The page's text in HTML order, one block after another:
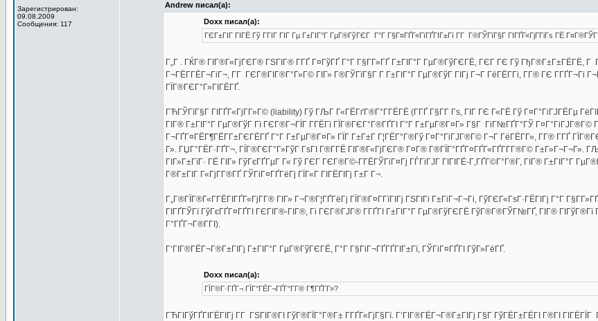
Зарегистрирован:
09.08.2009
Сообщения: 117
Andrew писал(а):
Doxx писал(а):
ГЄГ±ГІГ ГІГЁ Гў ГГІГ ГІГ Гµ Г±ГІГ°Г ГµГ®ГўГЄГ Г°Г Г§Г¤ГҐГ«ГїГҐГІГ±Гї Г­Г Г®ГЎГїГ§Г ГІГҐГ«ГјГ­ГіГѕ ГЁ
Г„Г . ГЌГ® ГІГ®Г«ГјГЄГ® ГЅГІГ® Г­ГҐ Г¤ГўГҐ Г°Г Г§Г­Г»ГҐ Г±ГІГ°Г ГµГ®ГўГЄГЁ, ГЄГ ГЄ Гў ГђГ®Г±Г±ГЁГЁ, Г
Г¬ГЁГ­ГЁГ¬ГіГ¬, Г­Г ГЄГ®ГІГ®Г°Г»Г© ГІГ» Г®ГЎГїГ§Г Г­ Г±ГІГ°Г ГµГ®ГўГ ГІГј Г¬Г ГёГЁГ­Гі, Г­Г® ГЄ Г­ГҐГ¬Гі
ГЇГ®ГЄГ°Г»ГІГЁГҐ.
ГЋГЎГїГ§Г ГІГҐГ«ГјГ­Г»Г© (liability) Гў ГЉГ Г«ГЁГґГ®Г°Г­ГЁГЁ (Г­ГҐ Г§Г­Г Гѕ, ГІГ ГЄ Г«ГЁ Гў Г¤Г°ГіГЈГЁГµ
ГІГ® Г±ГІГ°Г ГµГ®ГўГ Гї ГЄГ®Г¬ГЇГ Г­ГЁГї ГЇГ®ГЄГ°Г®ГҐГІ Г°Г Г±ГµГ®Г¤Г» Г§Г ГіГ№ГҐГ°ГЎ
Г¬ГҐГ¤ГЁГ¶ГЁГ­Г±ГЄГЁГҐ Г°Г Г±ГµГ®Г¤Г» ГЇГ Г±Г±Г Г¦ГЁГ°Г®Гў Г¤Г°ГіГЈГ®Г© Г¬Г ГёГЁГ­Г», Г­Г® Г­ГҐ
Г». ГЏГ°ГЁГ·ГҐГ¬, ГЇГ®ГЄГ°Г»ГўГ ГѕГІ Г®Г­ГЁ ГІГ®Г«ГјГЄГ® Г¤Г® Г®ГЇГ°ГҐГ¤ГҐГ«ГҐГ­Г­Г®Г© Г±Г»Г¬Г¬Г».
ГІГ»Г±ГїГ· ГЁ ГІГ» ГўГєГҐГµГ Г« Гў ГЄГ ГЄГ®Г©-Г­ГЁГЎГіГ¤Гј ГЃГіГЈГ ГІГІГЁ-Г‚ГҐГ©Г°Г®Г­, ГІГ® Г±ГІГ°Г
Г®Г±ГІГ Г«ГјГ­Г®ГҐ ГЎГіГ¤ГҐГёГј ГЇГ«Г ГІГЁГІГј Г±Г Г¬.
Г„Г®ГЇГ®Г«Г­ГЁГІГҐГ«ГјГ­Г® ГІГ» Г¬Г®Г¦ГҐГёГј ГЇГ®Г¤Г­ГїГІГј ГЅГІГі Г±ГіГ¬Г¬Гі, ГўГЄГ«ГѕГ·ГЁГІГј Г°Г
ГІГҐГЎГї ГўГєГҐГ¤ГҐГІ ГЄГІГ®-ГІГ®, Гі ГЄГ®ГЈГ® Г­ГҐГІ Г±ГІГ°Г ГµГ®ГўГЄГЁ ГўГ®Г®ГЎГ№ГҐ, ГІГ®
Г°ГҐГ¬Г®Г­ГІ).
Г‘ГІГ®ГЁГ¬Г®Г±ГІГј Г±ГІГ°Г ГµГ®ГўГЄГЁ, Г°Г Г§ГіГ¬ГҐГҐГІГ±Гї, ГЎГіГ¤ГҐГІ ГўГ»ГёГҐ.
Doxx писал(а):
ГЇГ®Г·ГҐГ¬ ГЇГ°ГЁГ¬ГҐГ°Г­Г® Г¶ГҐГ­Г»?
ГЋГІГўГҐГІГЁГІГј Г­Г ГЅГІГ®ГІ ГўГ®ГЇГ°Г®Г± Г­ГҐГ«ГјГ§Гї. Г‘ГІГ®ГЁГ¬Г®Г±ГІГј Г§Г ГўГЁГ±ГЁГІ Г®ГІ